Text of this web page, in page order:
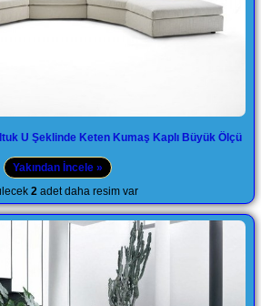
U Şeklinde Keten Kumaş Kaplı Büyük Ölçü
Yakından İncele »
2 adet daha resim var